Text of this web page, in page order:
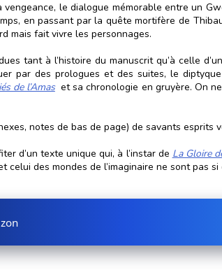
le dialogue mémorable entre un
en passant par la quête mortifère de
mais fait vivre les personnages.
tant à l’histoire du manuscrit qu’à celle
par des prologues et des suites, le
de l’Amaset sa chronologie en gruyère. On
notes de bas de page) de savants esprits
d’un texte unique qui, à l’instar de La Gloire
des mondes de l’imaginaire ne sont pas si